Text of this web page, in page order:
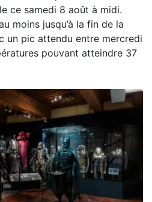
ce samedi 8 août à midi.
moins jusqu’à la fin de la
un pic attendu entre mercredi
pouvant atteindre 37